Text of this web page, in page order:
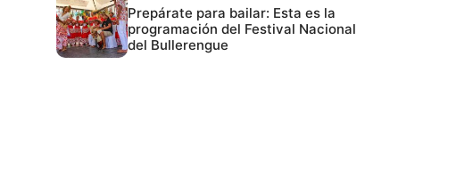
Prepárate para bailar: Esta es la
programación del Festival Nacional
del Bullerengue